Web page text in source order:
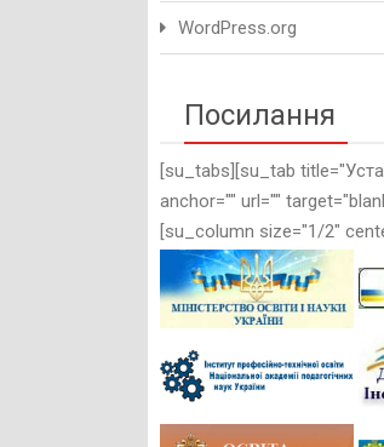
WordPress.org
Посилання
[su_tabs][su_tab
anchor="" url=""
[su_column size="1/2"